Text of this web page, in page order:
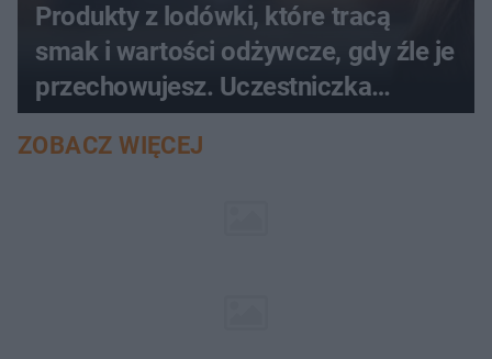
Produkty z lodówki, które tracą
smak i wartości odżywcze, gdy źle je
przechowujesz. Uczestniczka
"MasterChefa"
ZOBACZ WIĘCEJ